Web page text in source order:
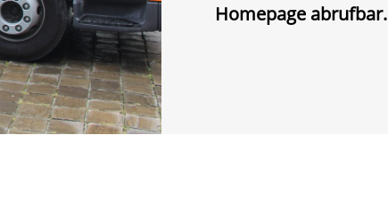
Homepage abrufbar.